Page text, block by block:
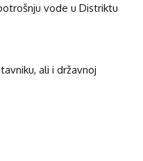
vode u Distriktu
ali i državnoj